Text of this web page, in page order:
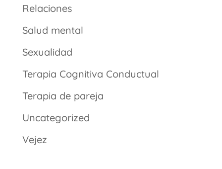
Relaciones
Salud mental
Sexualidad
Terapia Cognitiva Conductual
Terapia de pareja
Uncategorized
Vejez